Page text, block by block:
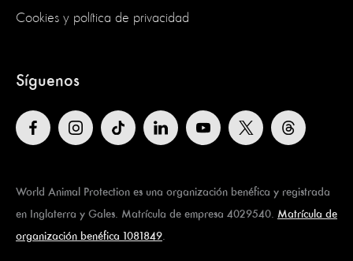
Cookies y política de privacidad
Síguenos
World Animal Protection es una organización benéfica y registrada
en Inglaterra y Gales. Matrícula de empresa 4029540. Matrícula de
organización benéfica 1081849.